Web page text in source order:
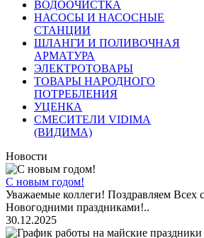
ВОДООЧИСТКА
НАСОСЫ И НАСОСНЫЕ
СТАНЦИИ
ШЛАНГИ И ПОЛИВОЧНАЯ
АРМАТУРА
ЭЛЕКТРОТОВАРЫ
ТОВАРЫ НАРОДНОГО
ПОТРЕБЛЕНИЯ
УЦЕНКА
СМЕСИТЕЛИ VIDIMA
(ВИДИМА)
Новости
С новым годом!
Уважаемые коллеги! Поздравляем Всех
Новогодними праздниками!..
30.12.2025